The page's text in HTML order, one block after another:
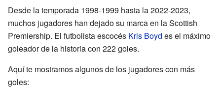
Desde la temporada 1998-1999 hasta la 2022-2023,
muchos jugadores han dejado su marca en la Scottish
Premiership. El futbolista escocés Kris Boyd es el máximo
goleador de la historia con 222 goles.
Aquí te mostramos algunos de los jugadores con más
goles: